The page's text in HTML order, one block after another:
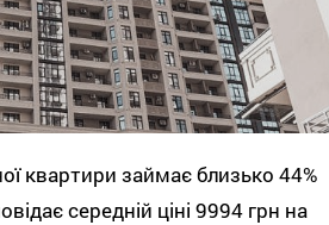
квартири займає близько 44%
середній ціні 9994 грн на